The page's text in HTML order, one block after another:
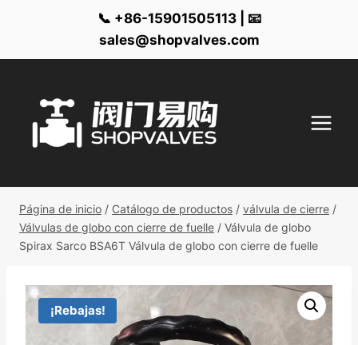
📞 +86-15901505113 | 📧
sales@shopvalves.com
contenido
Página de inicio / Catálogo de productos / válvula de cierre /
Válvulas de globo con cierre de fuelle / Válvula de globo
Spirax Sarco BSA6T Válvula de globo con cierre de fuelle
¡Rebajas!